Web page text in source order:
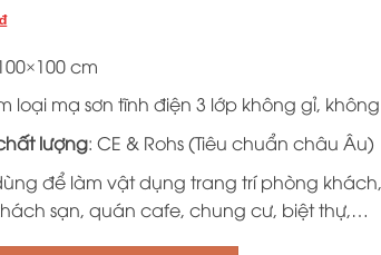
₫
cm
loại mạ sơn tĩnh điện 3 lớp không gỉ,
lượng: CE & Rohs (Tiêu chuẩn châu Âu)
để làm vật dụng trang trí phòng
sạn, quán cafe, chung cư, biệt thự,…